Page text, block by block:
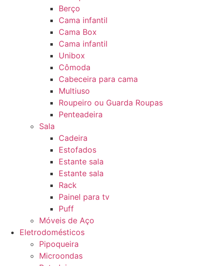
Berço
Cama infantil
Cama Box
Cama infantil
Unibox
Cômoda
Cabeceira para cama
Multiuso
Roupeiro ou Guarda Roupas
Penteadeira
Sala
Cadeira
Estofados
Estante sala
Estante sala
Rack
Painel para tv
Puff
Móveis de Aço
Eletrodomésticos
Pipoqueira
Microondas